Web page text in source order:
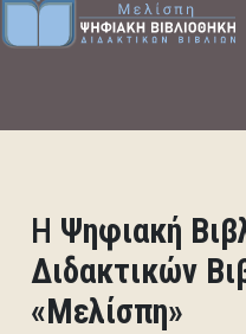
Η Ψηφιακή
Διδακτικών
«Μελίσπη»